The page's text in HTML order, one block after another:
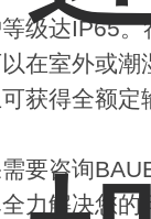
级达IP65
以在室外或
获得全额定
要咨询
力解决您的